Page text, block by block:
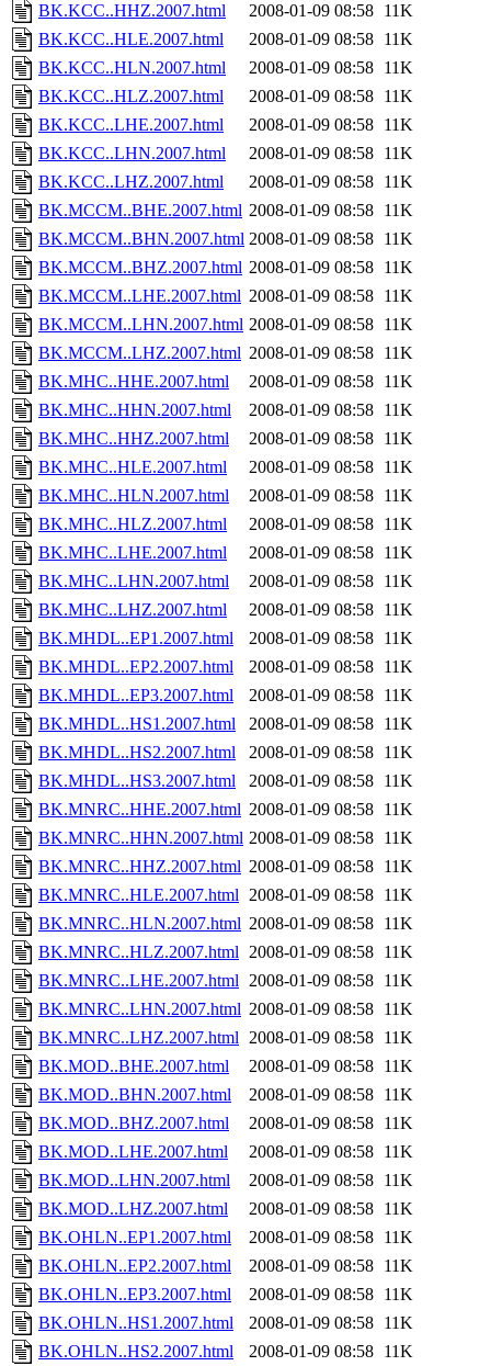
BK.KCC..HHZ.2007.html
2008-01-09 08:58 11K
BK.KCC..HLE.2007.html
2008-01-09 08:58 11K
BK.KCC..HLN.2007.html
2008-01-09 08:58 11K
BK.KCC..HLZ.2007.html
2008-01-09 08:58 11K
BK.KCC..LHE.2007.html
2008-01-09 08:58 11K
BK.KCC..LHN.2007.html
2008-01-09 08:58 11K
BK.KCC..LHZ.2007.html
2008-01-09 08:58 11K
BK.MCCM..BHE.2007.html 2008-01-09 08:58 11K
BK.MCCM..BHN.2007.html 2008-01-09 08:58 11K
BK.MCCM..BHZ.2007.html 2008-01-09 08:58 11K
BK.MCCM..LHE.2007.html 2008-01-09 08:58 11K
BK.MCCM..LHN.2007.html 2008-01-09 08:58 11K
BK.MCCM..LHZ.2007.html 2008-01-09 08:58 11K
BK.MHC..HHE.2007.html
2008-01-09 08:58 11K
BK.MHC..HHN.2007.html
2008-01-09 08:58 11K
BK.MHC..HHZ.2007.html
2008-01-09 08:58 11K
BK.MHC..HLE.2007.html
2008-01-09 08:58 11K
BK.MHC..HLN.2007.html
2008-01-09 08:58 11K
BK.MHC..HLZ.2007.html
2008-01-09 08:58 11K
BK.MHC..LHE.2007.html
2008-01-09 08:58 11K
BK.MHC..LHN.2007.html
2008-01-09 08:58 11K
BK.MHC..LHZ.2007.html
2008-01-09 08:58 11K
BK.MHDL..EP1.2007.html
2008-01-09 08:58 11K
BK.MHDL..EP2.2007.html
2008-01-09 08:58 11K
BK.MHDL..EP3.2007.html
2008-01-09 08:58 11K
BK.MHDL..HS1.2007.html
2008-01-09 08:58 11K
BK.MHDL..HS2.2007.html
2008-01-09 08:58 11K
BK.MHDL..HS3.2007.html
2008-01-09 08:58 11K
BK.MNRC..HHE.2007.html 2008-01-09 08:58 11K
BK.MNRC..HHN.2007.html 2008-01-09 08:58 11K
BK.MNRC..HHZ.2007.html 2008-01-09 08:58 11K
BK.MNRC..HLE.2007.html 2008-01-09 08:58 11K
BK.MNRC..HLN.2007.html 2008-01-09 08:58 11K
BK.MNRC..HLZ.2007.html 2008-01-09 08:58 11K
BK.MNRC..LHE.2007.html 2008-01-09 08:58 11K
BK.MNRC..LHN.2007.html 2008-01-09 08:58 11K
BK.MNRC..LHZ.2007.html 2008-01-09 08:58 11K
BK.MOD..BHE.2007.html
2008-01-09 08:58 11K
BK.MOD..BHN.2007.html
2008-01-09 08:58 11K
BK.MOD..BHZ.2007.html
2008-01-09 08:58 11K
BK.MOD..LHE.2007.html
2008-01-09 08:58 11K
BK.MOD..LHN.2007.html
2008-01-09 08:58 11K
BK.MOD..LHZ.2007.html
2008-01-09 08:58 11K
BK.OHLN..EP1.2007.html
2008-01-09 08:58 11K
BK.OHLN..EP2.2007.html
2008-01-09 08:58 11K
BK.OHLN..EP3.2007.html
2008-01-09 08:58 11K
BK.OHLN..HS1.2007.html
2008-01-09 08:58 11K
BK.OHLN..HS2.2007.html
2008-01-09 08:58 11K